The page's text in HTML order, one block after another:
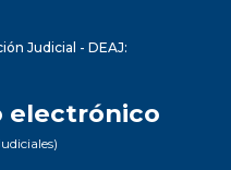
Judicial - DEAJ:
electrónico